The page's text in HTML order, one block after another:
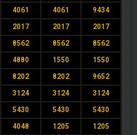
4061 4061 9434
2017 2017 2017
8562 8562 8562
4880 1550 1550
8202 8202 9652
3124 3124 3124
5430 5430 5430
4048 1205 1205